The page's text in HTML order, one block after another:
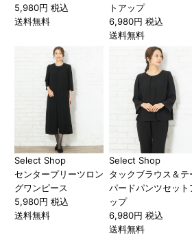
5,980円 税込
送料無料
トアップ
6,980円 税込
送料無料
Select Shop
センタープリーツロン
グワンピース
5,980円 税込
送料無料
Select Shop
タックブラウス＆テ
パードパンツセット
ップ
6,980円 税込
送料無料